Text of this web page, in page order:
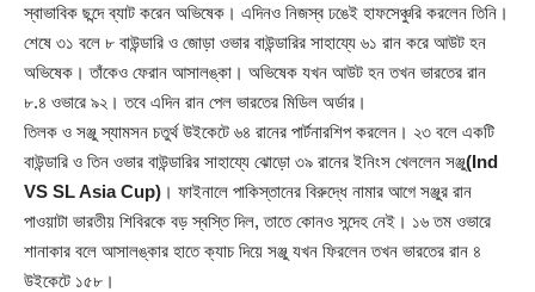
স্বাভাবিক ছন্দে ব্যাট করেন অভিষেক। এদিনও নিজস্ব ঢঙেই হাফসেঞ্চুরি করলেন তিনি।
শেষে ৩১ বলে ৮ বাউন্ডারি ও জোড়া ওভার বাউন্ডারির সাহায্যে ৬১ রান করে আউট হন
অভিষেক। তাঁকেও ফেরান আসালঙ্কা। অভিষেক যখন আউট হন তখন ভারতের রান
৮.৪ ওভারে ৯২। তবে এদিন রান পেল ভারতের মিডিল অর্ডার।
তিলক ও সঞ্জু স্যামসন চতুর্থ উইকেটে ৬৪ রানের পার্টনারশিপ করলেন। ২৩ বলে একটি
বাউন্ডারি ও তিন ওভার বাউন্ডারির সাহায্যে ঝোড়ো ৩৯ রানের ইনিংস খেললেন সঞ্জু(Ind
VS SL Asia Cup) । ফাইনালে পাকিস্তানের বিরুদ্ধে নামার আগে সঞ্জুর রান
পাওয়াটা ভারতীয় শিবিরকে বড় স্বস্তি দিল, তাতে কোনও সন্দেহ নেই। ১৬ তম ওভারে
শানাকার বলে আসালঙ্কার হাতে ক্যাচ দিয়ে সঞ্জু যখন ফিরলেন তখন ভারতের রান ৪
উইকেটে ১৫৮।